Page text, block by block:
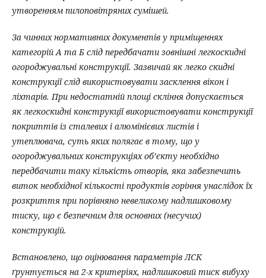
утворенням пилоповітряних сумішей.
За чинних нормативних документів у приміщеннях
категорій А та Б слід передбачати зовнішні легкоскидні
огороджувальні конструкції. Зазвичай як легко скидні
конструкції слід використовувати засклення вікон і
ліхтарів. При недостатній площі скління допускається
як легкоскидні конструкції використовувати конструкції
покриттів із сталевих і алюмінієвих листів і
утеплювача, суть яких полягає в тому, що у
огороджувальних конструкціях об’єкту необхідно
передбачити таку кількість отворів, яка забезпечить
виток необхідної кількості продуктів горіння унаслідок їх
розкриття при порівняно невеликому надлишковому
тиску, що є безпечним для основних (несучих)
конструкцій.
Встановлено, що оцінювання параметрів ЛСК
ґрунтується на 2-х критеріях, надлишковий тиск вибуху